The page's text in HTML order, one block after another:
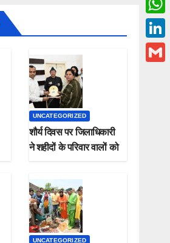
UNCATEGORIZED
शौर्य दिवस पर जिलाधिकारी
ने शहीदों के परिवार वालों को
UNCATEGORIZED
c
e
b
w
i
W
h
a
L